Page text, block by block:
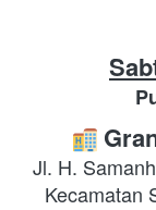
Jl. H.
Kecamatan